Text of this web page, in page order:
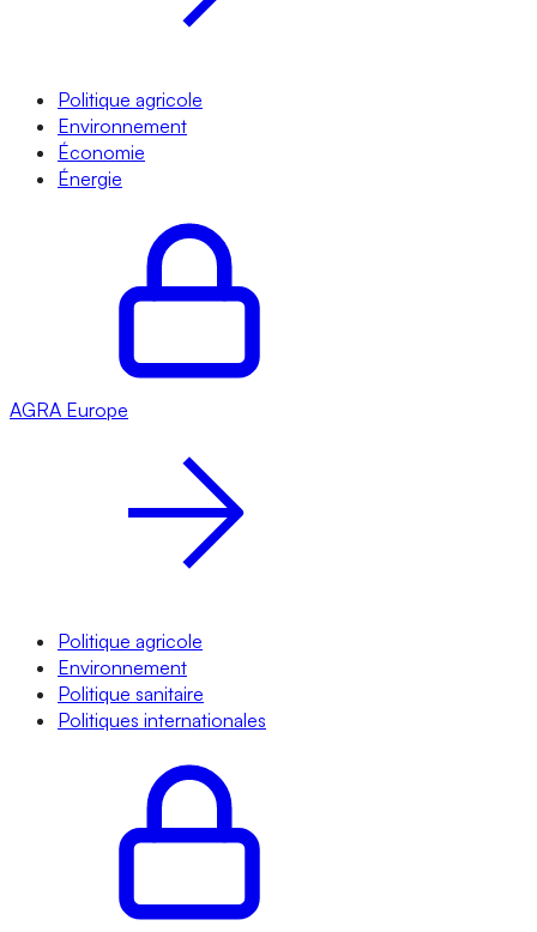
Politique agricole
Environnement
Économie
Énergie
AGRA Europe
Politique agricole
Environnement
Politique sanitaire
Politiques internationales